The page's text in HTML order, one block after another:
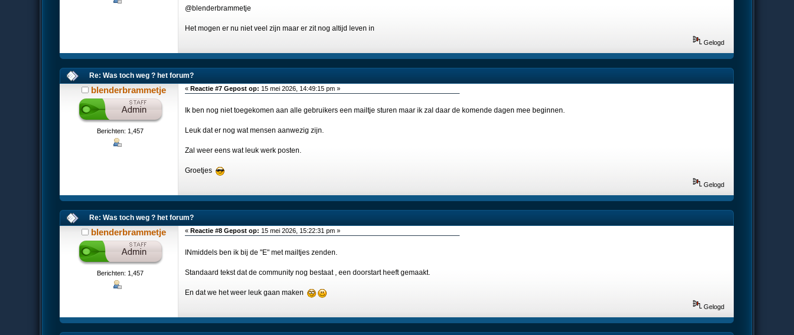
@blenderbrammetje
Het mogen er nu niet veel zijn maar er zit nog altijd leven in
Gelogd
Re: Was toch weg ? het forum?
blenderbrammetje
Berichten: 1,457
«Reactie #7 Gepost op: 15 mei 2026, 14:49:15 pm »
Ik ben nog niet toegekomen aan alle gebruikers een mailtje sturen maar ik zal daar de komende dagen mee beginnen.
Leuk dat er nog wat mensen aanwezig zijn.
Zal weer eens wat leuk werk posten.
Groetjes
Gelogd
Re: Was toch weg ? het forum?
blenderbrammetje
Berichten: 1,457
« Reactie #8 Gepost op: 15 mei 2026, 15:22:31 pm »
INmiddels ben ik bij de "E" met mailtjes zenden.
Standaard tekst dat de community nog bestaat , een doorstart heeft gemaakt.
En dat we het weer leuk gaan maken
Gelogd